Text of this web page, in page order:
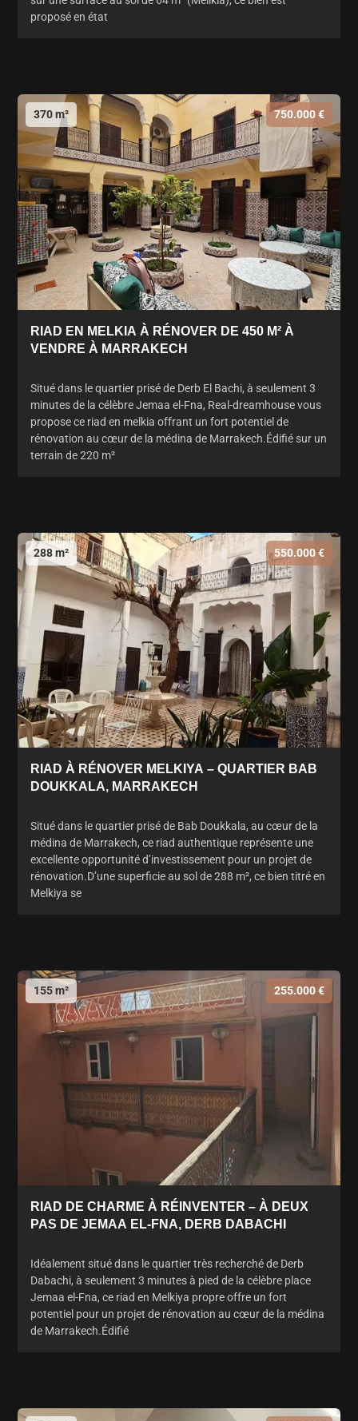
proposé en état
370 m² 750.000 €
RIAD EN MELKIA À RÉNOVER DE 450 M² À
VENDRE À MARRAKECH
Situé dans le quartier prisé de Derb El Bachi, à seulement 3
minutes de la célèbre Jemaa el-Fna, Real-dreamhouse vous
propose ce riad en melkia offrant un fort potentiel de
rénovation au cœur de la médina de Marrakech.Édifié sur un
terrain de 220 m²
288 m² 550.000 €
RIAD À RÉNOVER MELKIYA – QUARTIER BAB
DOUKKALA, MARRAKECH
Situé dans le quartier prisé de Bab Doukkala, au cœur de la
médina de Marrakech, ce riad authentique représente une
excellente opportunité d’investissement pour un projet de
rénovation.D’une superficie au sol de 288 m², ce bien titré en
Melkiya se
155 m² 255.000 €
RIAD DE CHARME À RÉINVENTER – À DEUX
PAS DE JEMAA EL-FNA, DERB DABACHI
Idéalement situé dans le quartier très recherché de Derb
Dabachi, à seulement 3 minutes à pied de la célèbre place
Jemaa el-Fna, ce riad en Melkiya propre offre un fort
potentiel pour un projet de rénovation au cœur de la médina
de Marrakech.Édifié